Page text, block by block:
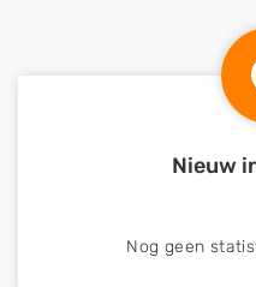
Nieuw
Nog geen